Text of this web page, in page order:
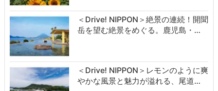
＜Drive! NIPPON＞絶景の連続！開聞
岳を望む絶景をめぐる。鹿児島・…
＜Drive! NIPPON＞レモンのように爽
やかな風景と魅力が溢れる、尾道…